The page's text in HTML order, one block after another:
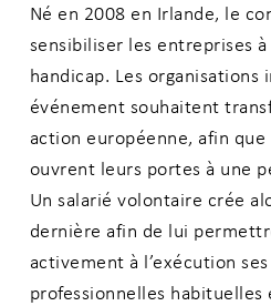
Né en 2008 en Irlande, le
sensibiliser les entreprises
handicap. Les
événement souhaitent
action européenne, afin
ouvrent leurs portes à une
Un salarié volontaire crée
dernière afin de lui
activement à l’exécution
professionnelles habituelles